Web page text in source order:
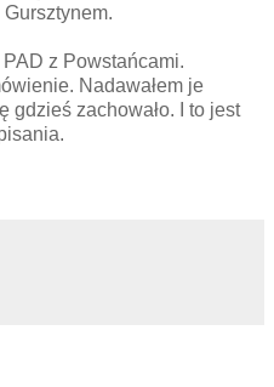
Gursztynem.
z Powstańcami.
Nadawałem je
gdzieś zachowało. I to jest